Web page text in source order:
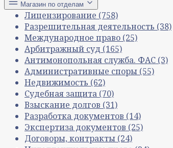
Магазин по отделам
Лицензирование (758)
Разрешительная деятельность (38)
Международное право (25)
Арбитражный суд (165)
Антимонопольная служба. ФАС (3)
Административные споры (55)
Недвижимость (62)
Судебная защита (70)
Взыскание долгов (31)
Разработка документов (14)
Экспертиза документов (25)
Договоры, контракты (24)